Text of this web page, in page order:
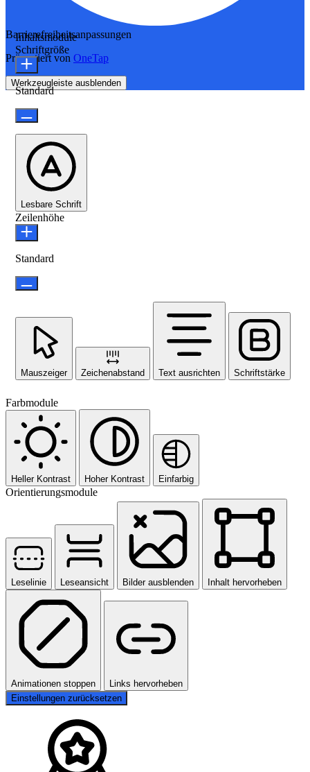
Barrierefreiheitsanpassungen
Präsentiert von OneTap
Werkzeugleiste ausblenden
Inhaltsmodule
Schriftgröße
Standard
Lesbare Schrift
Zeilenhöhe
Standard
Mauszeiger Zeichenabstand Text ausrichten Schriftstärke
Farbmodule
Heller Kontrast Hoher Kontrast Einfarbig
Orientierungsmodule
Leselinie Leseansicht Bilder ausblenden Inhalt hervorheben
Animationen stoppen
Links hervorheben
Einstellungen zurücksetzen